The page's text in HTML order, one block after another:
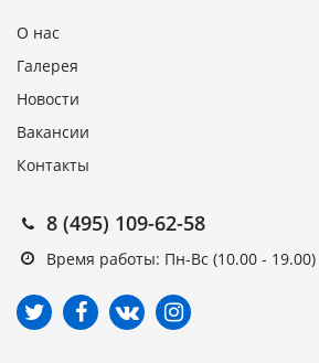
О нас
Галерея
Новости
Вакансии
Контакты
8 (495) 109-62-58
Время работы: Пн-Вс (10.00 - 19.00)